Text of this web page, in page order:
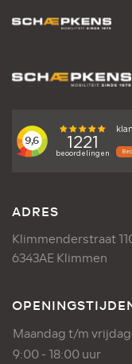
ADRES
Klimmenderstraat
6343AE Klimmen
Maandag t/m vrijdag
9:00 - 18:00 uur